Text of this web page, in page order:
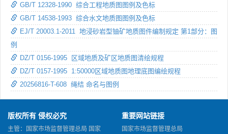
GB/T 12328-1990 综合工程地质图图例及色标
GB/T 14538-1993 综合水文地质图图例及色标
EJ/T 20003.1-2011 地浸砂岩型铀矿地质图件编制规定 第1部分：图
例
DZ/T 0156-1995 区域地质及矿区地质图清绘规程
DZ/T 0157-1995 1:50000区域地质图地理底图编绘规程
20256816-T-608 绳结 命名与图例
版权所有 侵权必究
主管：国家市场监督管理总局 国家
重要网站链接
国家市场监督管理总局